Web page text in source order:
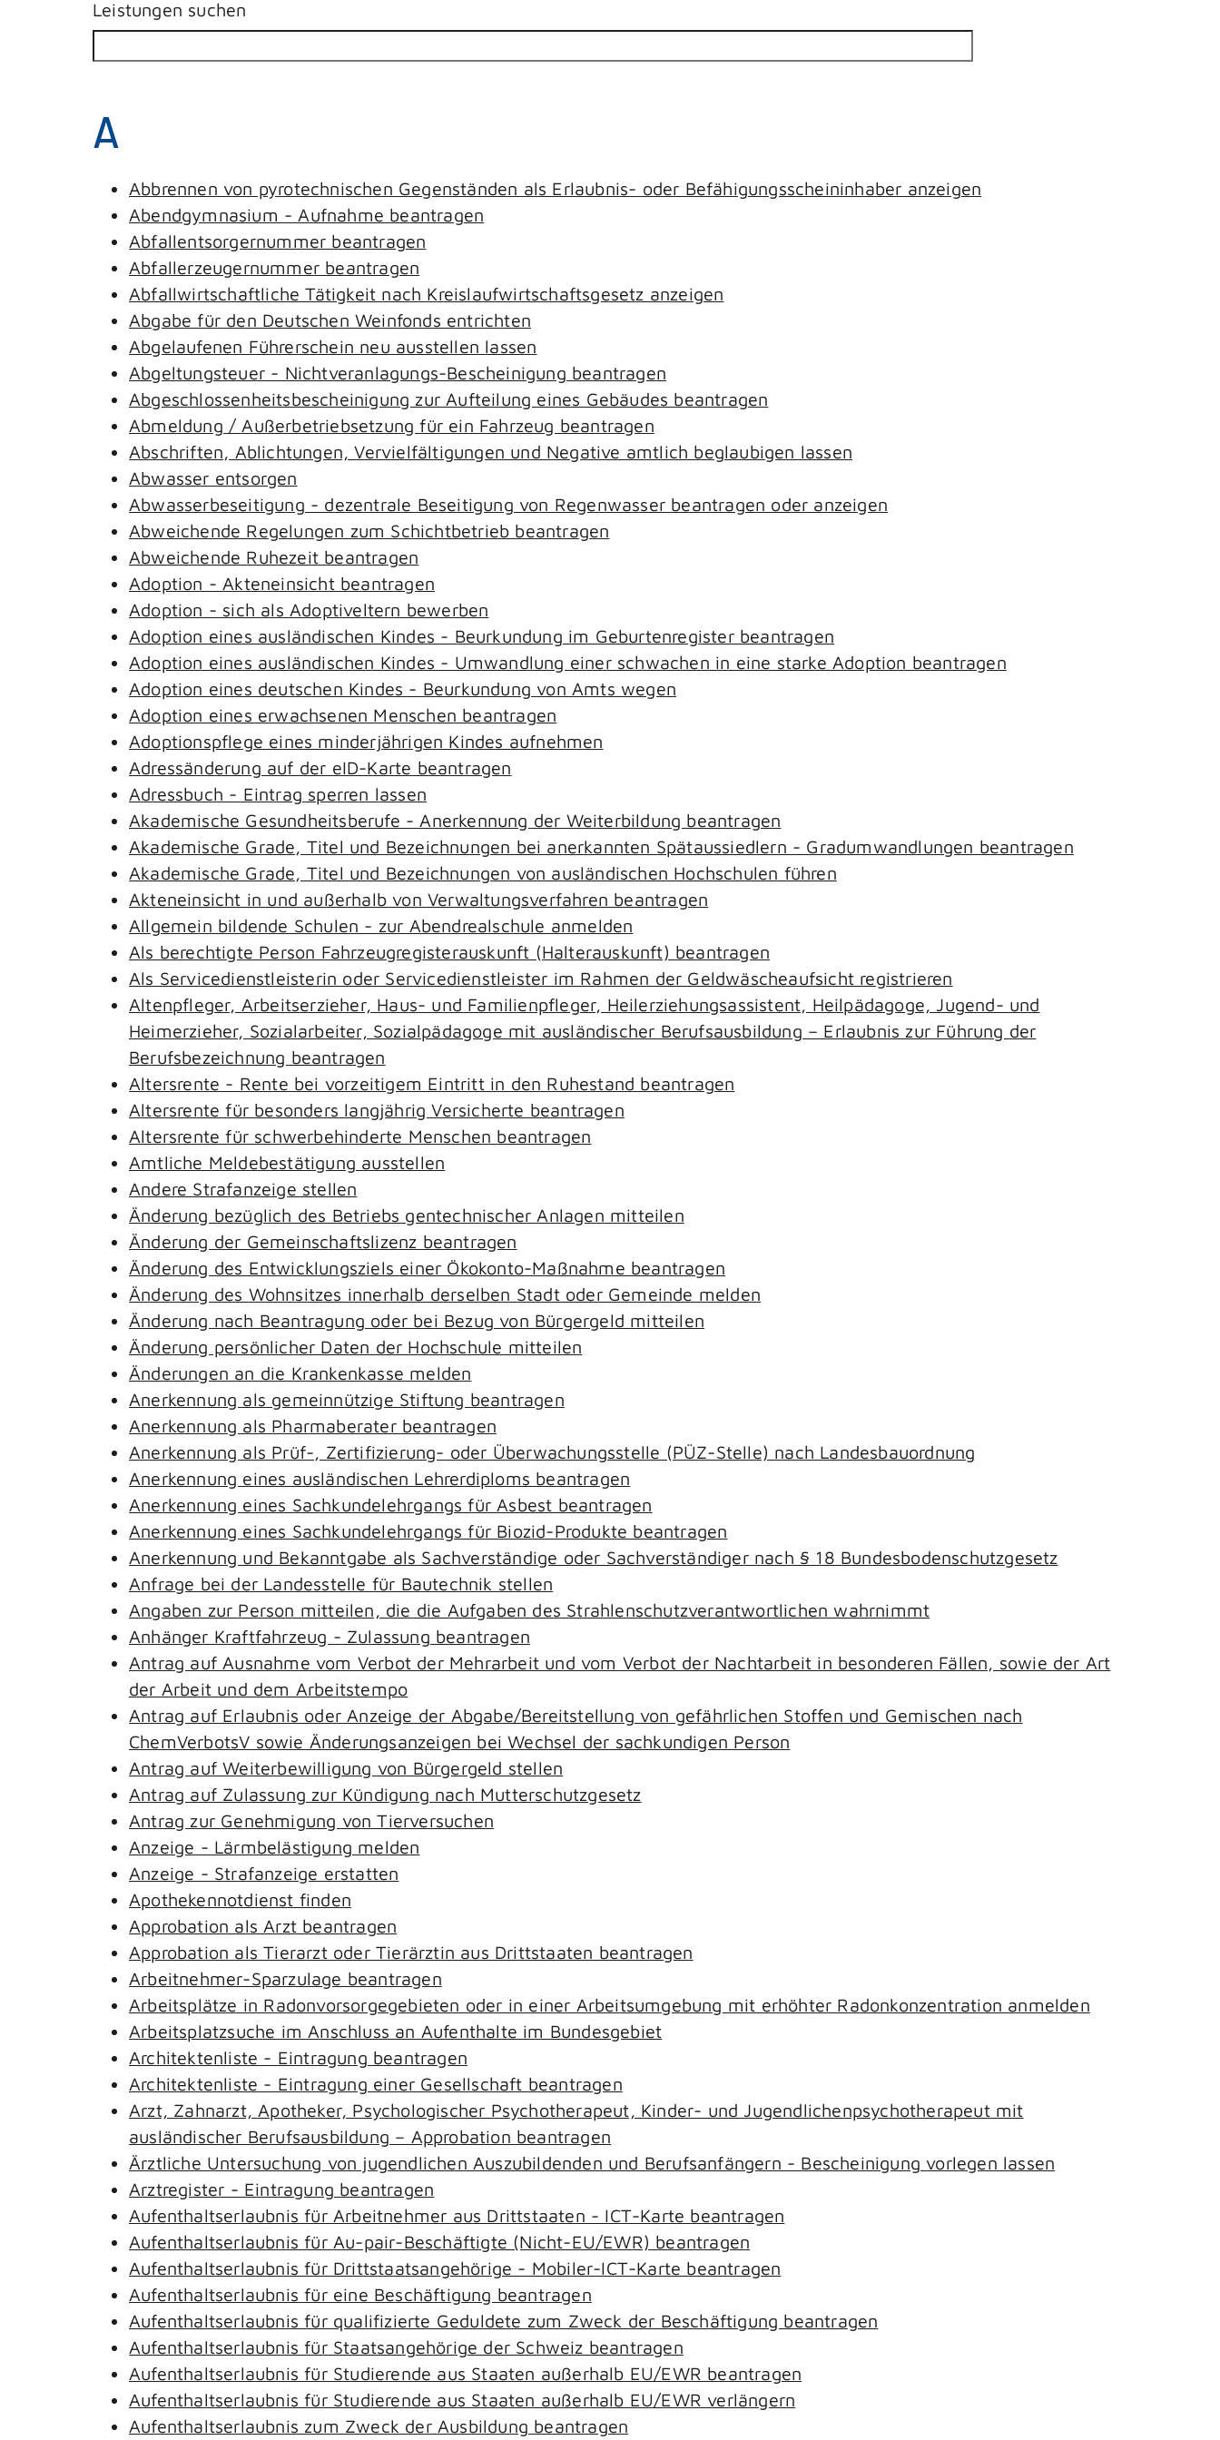
Leistungen suchen
A
Abbrennen von pyrotechnischen Gegenständen als Erlaubnis- oder Befähigungsscheininhaber anzeigen
Abendgymnasium - Aufnahme beantragen
Abfallentsorgernummer beantragen
Abfallerzeugernummer beantragen
Abfallwirtschaftliche Tätigkeit nach Kreislaufwirtschaftsgesetz anzeigen
Abgabe für den Deutschen Weinfonds entrichten
Abgelaufenen Führerschein neu ausstellen lassen
Abgeltungsteuer - Nichtveranlagungs-Bescheinigung beantragen
Abgeschlossenheitsbescheinigung zur Aufteilung eines Gebäudes beantragen
Abmeldung / Außerbetriebsetzung für ein Fahrzeug beantragen
Abschriften, Ablichtungen, Vervielfältigungen und Negative amtlich beglaubigen lassen
Abwasser entsorgen
Abwasserbeseitigung - dezentrale Beseitigung von Regenwasser beantragen oder anzeigen
Abweichende Regelungen zum Schichtbetrieb beantragen
Abweichende Ruhezeit beantragen
Adoption - Akteneinsicht beantragen
Adoption - sich als Adoptiveltern bewerben
Adoption eines ausländischen Kindes - Beurkundung im Geburtenregister beantragen
Adoption eines ausländischen Kindes - Umwandlung einer schwachen in eine starke Adoption beantragen
Adoption eines deutschen Kindes - Beurkundung von Amts wegen
Adoption eines erwachsenen Menschen beantragen
Adoptionspflege eines minderjährigen Kindes aufnehmen
Adressänderung auf der eID-Karte beantragen
Adressbuch - Eintrag sperren lassen
Akademische Gesundheitsberufe - Anerkennung der Weiterbildung beantragen
Akademische Grade, Titel und Bezeichnungen bei anerkannten Spätaussiedlern - Gradumwandlungen beantragen
Akademische Grade, Titel und Bezeichnungen von ausländischen Hochschulen führen
Akteneinsicht in und außerhalb von Verwaltungsverfahren beantragen
Allgemein bildende Schulen - zur Abendrealschule anmelden
Als berechtigte Person Fahrzeugregisterauskunft (Halterauskunft) beantragen
Als Servicedienstleisterin oder Servicedienstleister im Rahmen der Geldwäscheaufsicht registrieren
Altenpfleger, Arbeitserzieher, Haus- und Familienpfleger, Heilerziehungsassistent, Heilpädagoge, Jugend- und
Heimerzieher, Sozialarbeiter, Sozialpädagoge mit ausländischer Berufsausbildung – Erlaubnis zur Führung der
Berufsbezeichnung beantragen
Altersrente - Rente bei vorzeitigem Eintritt in den Ruhestand beantragen
Altersrente für besonders langjährig Versicherte beantragen
Altersrente für schwerbehinderte Menschen beantragen
Amtliche Meldebestätigung ausstellen
Andere Strafanzeige stellen
Änderung bezüglich des Betriebs gentechnischer Anlagen mitteilen
Änderung der Gemeinschaftslizenz beantragen
Änderung des Entwicklungsziels einer Ökokonto-Maßnahme beantragen
Änderung des Wohnsitzes innerhalb derselben Stadt oder Gemeinde melden
Änderung nach Beantragung oder bei Bezug von Bürgergeld mitteilen
Änderung persönlicher Daten der Hochschule mitteilen
Änderungen an die Krankenkasse melden
Anerkennung als gemeinnützige Stiftung beantragen
Anerkennung als Pharmaberater beantragen
Anerkennung als Prüf-, Zertifizierung- oder Überwachungsstelle (PÜZ-Stelle) nach Landesbauordnung
Anerkennung eines ausländischen Lehrerdiploms beantragen
Anerkennung eines Sachkundelehrgangs für Asbest beantragen
Anerkennung eines Sachkundelehrgangs für Biozid-Produkte beantragen
Anerkennung und Bekanntgabe als Sachverständige oder Sachverständiger nach § 18 Bundesbodenschutzgesetz
Anfrage bei der Landesstelle für Bautechnik stellen
Angaben zur Person mitteilen, die die Aufgaben des Strahlenschutzverantwortlichen wahrnimmt
Anhänger Kraftfahrzeug - Zulassung beantragen
Antrag auf Ausnahme vom Verbot der Mehrarbeit und vom Verbot der Nachtarbeit in besonderen Fällen, sowie der Art
der Arbeit und dem Arbeitstempo
Antrag auf Erlaubnis oder Anzeige der Abgabe/Bereitstellung von gefährlichen Stoffen und Gemischen nach
ChemVerbotsV sowie Änderungsanzeigen bei Wechsel der sachkundigen Person
Antrag auf Weiterbewilligung von Bürgergeld stellen
Antrag auf Zulassung zur Kündigung nach Mutterschutzgesetz
Antrag zur Genehmigung von Tierversuchen
Anzeige - Lärmbelästigung melden
Anzeige - Strafanzeige erstatten
Apothekennotdienst finden
Approbation als Arzt beantragen
Approbation als Tierarzt oder Tierärztin aus Drittstaaten beantragen
Arbeitnehmer-Sparzulage beantragen
Arbeitsplätze in Radonvorsorgegebieten oder in einer Arbeitsumgebung mit erhöhter Radonkonzentration anmelden
Arbeitsplatzsuche im Anschluss an Aufenthalte im Bundesgebiet
Architektenliste - Eintragung beantragen
Architektenliste - Eintragung einer Gesellschaft beantragen
Arzt, Zahnarzt, Apotheker, Psychologischer Psychotherapeut, Kinder- und Jugendlichenpsychotherapeut mit
ausländischer Berufsausbildung – Approbation beantragen
Ärztliche Untersuchung von jugendlichen Auszubildenden und Berufsanfängern - Bescheinigung vorlegen lassen
Arztregister - Eintragung beantragen
Aufenthaltserlaubnis für Arbeitnehmer aus Drittstaaten - ICT-Karte beantragen
Aufenthaltserlaubnis für Au-pair-Beschäftigte (Nicht-EU/EWR) beantragen
Aufenthaltserlaubnis für Drittstaatsangehörige - Mobiler-ICT-Karte beantragen
Aufenthaltserlaubnis für eine Beschäftigung beantragen
Aufenthaltserlaubnis für qualifizierte Geduldete zum Zweck der Beschäftigung beantragen
Aufenthaltserlaubnis für Staatsangehörige der Schweiz beantragen
Aufenthaltserlaubnis für Studierende aus Staaten außerhalb EU/EWR beantragen
Aufenthaltserlaubnis für Studierende aus Staaten außerhalb EU/EWR verlängern
Aufenthaltserlaubnis zum Zweck der Ausbildung beantragen